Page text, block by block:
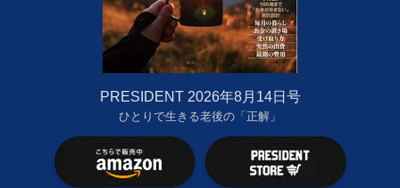
PRESIDENT 2026年8月14日号
ひとりで生きる老後の「正解」